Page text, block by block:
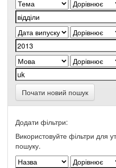
Почати новий пошук
Додати фільтри:
Використовуйте фільтри для
пошуку.